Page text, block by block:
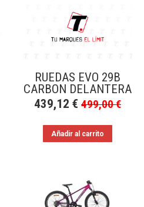
RUEDAS EVO 29B
CARBON DELANTERA
439,12 € 499,00€
Añadir al carrito